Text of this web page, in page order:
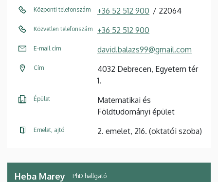
Központi telefonszám +36 52 512 900 22064
Közvetlen telefonszám +36 52 512 900
E-mail cím david.balazs99@gmail.com
Cím
4032 Debrecen, Egyetem tér
1.
Épület
Matematikai és
Földtudományi épület
Emelet, ajtó 2. emelet, 216. (oktatói szoba)
Heba Marey PhD hallgató